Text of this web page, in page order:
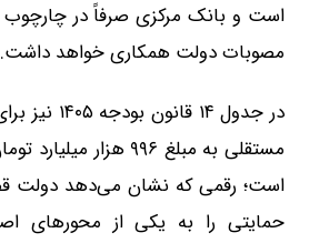
است و بانک مرکزی صرفاً در چارچوب
مصوبات دولت همکاری خواهد داشت.
در جدول ۱۴
مستقلی به مبلغ ۹۹۶
است؛ رقمی که نشان می‌دهد دولت
حمایتی را به یکی از محورهای